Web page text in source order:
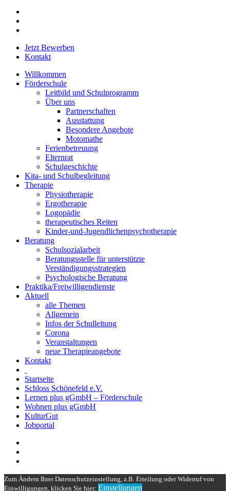
Close
Menu
Jetzt Bewerben
Kontakt
Willkommen
Förderschule
Leitbild und Schulprogramm
Über uns
Partnerschaften
Ausstattung
Besondere Angebote
Motomathe
Ferienbetreuung
Elternrat
Schulgeschichte
Kita- und Schulbegleitung
Therapie
Physiotherapie
Ergotherapie
Logopädie
therapeutisches Reiten
Kinder-und-Jugendlichenpsychotherapie
Beratung
Schulsozialarbeit
Beratungsstelle für unterstützte
Verständigungsstrategien
Psychologische Beratung
Praktika/Freiwilligendienste
Aktuell
alle Themen
Allgemein
Infos der Schulleitung
Corona
Veranstaltungen
neue Therapieangebote
Kontakt
Startseite
Schloss Schönefeld e.V.
Lernen plus gGmbH – Förderschule
Wohnen plus gGmbH
KulturGut
Jobportal
Zum Ändern Ihrer Datenschutzeinstellung, z.B. Erteilung oder Widerruf von
Einwilligungen, klicken Sie hier: Einstellungen